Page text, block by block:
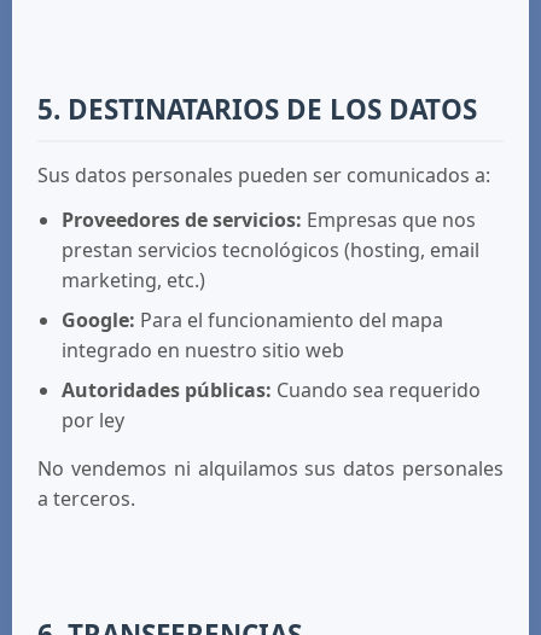
5. DESTINATARIOS DE LOS DATOS
Sus datos personales pueden ser comunicados a:
Proveedores de servicios: Empresas que nos
prestan servicios tecnológicos (hosting, email
marketing, etc.)
Google: Para el funcionamiento del mapa
integrado en nuestro sitio web
Autoridades públicas: Cuando sea requerido
por ley
No vendemos ni alquilamos sus datos personales
a terceros.